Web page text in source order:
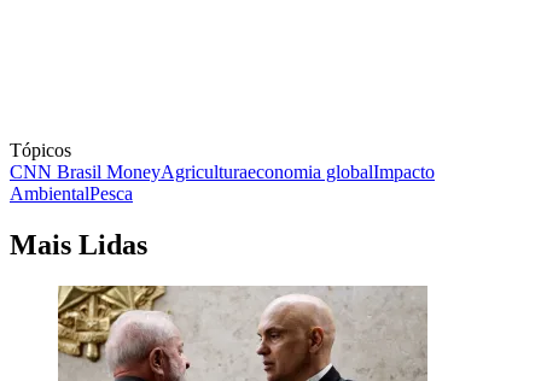
Tópicos
CNN Brasil MoneyAgriculturaeconomia globalImpacto
AmbientalPesca
Mais Lidas